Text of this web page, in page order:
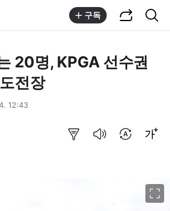
구독
20명, KPGA 선수권
전장
12:43